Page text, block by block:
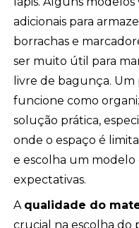
adicionais para
borrachas e
ser muito útil para
livre de bagunça.
funcione como
solução prática,
onde o espaço é
e escolha um modelo
expectativas.
A qualidade do
crucial na escolha do